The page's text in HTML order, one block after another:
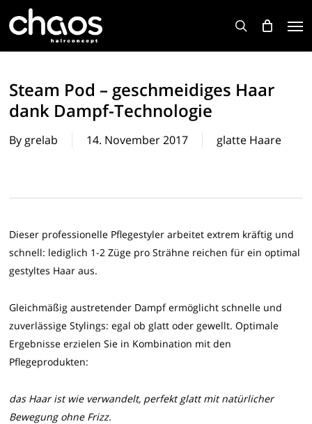
search
Steam Pod – geschmeidiges Haar
dank Dampf-Technologie
By grelab 14. November 2017 glatte Haare
Dieser professionelle Pflegestyler arbeitet extrem kräftig und
schnell: lediglich 1-2 Züge pro Strähne reichen für ein optimal
gestyltes Haar aus.
Gleichmäßig austretender Dampf ermöglicht schnelle und
zuverlässige Stylings: egal ob glatt oder gewellt. Optimale
Ergebnisse erzielen Sie in Kombination mit den
Pflegeprodukten:
das Haar ist wie verwandelt, perfekt glatt mit natürlicher
Bewegung ohne Frizz.